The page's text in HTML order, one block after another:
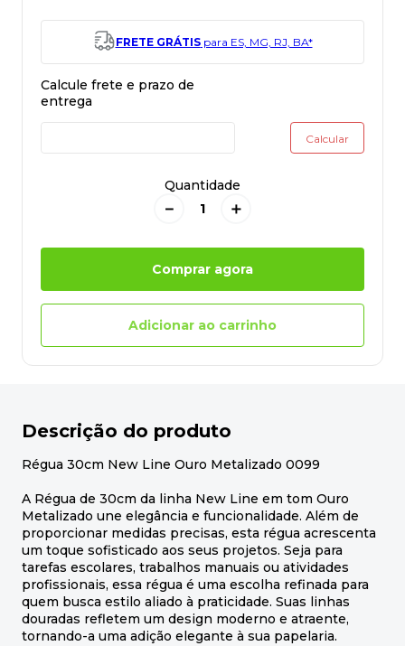
FRETE GRÁTISpara ES, MG, RJ, BA*
Quantidade
＋
－
Comprar agora
Adicionar ao carrinho
Descrição do produto
Régua 30cm New Line Ouro Metalizado 0099
A Régua de 30cm da linha New Line em tom Ouro
Metalizado une elegância e funcionalidade. Além de
proporcionar medidas precisas, esta régua acrescenta
um toque sofisticado aos seus projetos. Seja para
tarefas escolares, trabalhos manuais ou atividades
profissionais, essa régua é uma escolha refinada para
quem busca estilo aliado à praticidade. Suas linhas
douradas refletem um design moderno e atraente,
tornando-a uma adição elegante à sua papelaria.